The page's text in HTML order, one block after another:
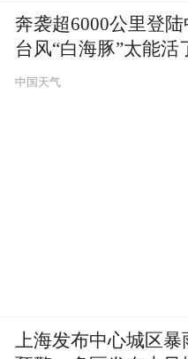
奔袭超6000公里登陆
台风“白海豚”太能活
中国天气
上海发布中心城区